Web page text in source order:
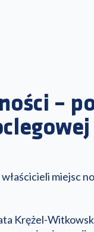
–
miejsc
Krężel-